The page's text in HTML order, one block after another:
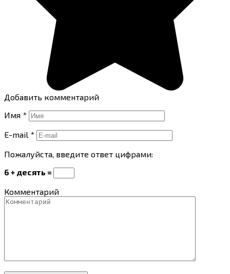
Добавить комментарий
Имя *
E-mail *
Пожалуйста, введите ответ цифрами:
6 + десять =
Комментарий